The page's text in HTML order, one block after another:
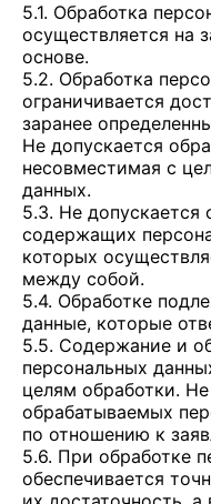
5.1. Обработка
осуществляется на
основе.
5.2. Обработка
ограничивается
заранее
Не допускается
несовместимая с
данных.
5.3. Не допускается
содержащих
которых
между собой.
5.4. Обработке
данные, которые
5.5. Содержание и
персональных
целям обработки.
обрабатываемых
по отношению к
5.6. При обработке
обеспечивается